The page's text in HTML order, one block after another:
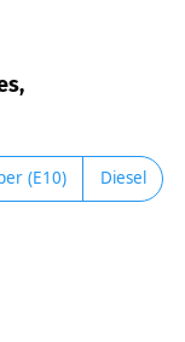
(E10) Diesel